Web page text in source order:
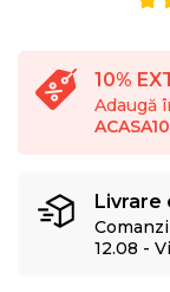
10%
Adaugă
ACASA10
Livrare
12.08 -